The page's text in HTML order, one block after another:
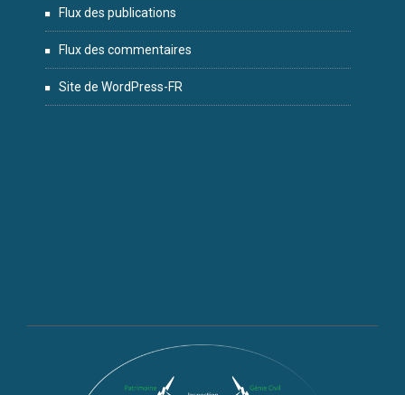
Flux des publications
Flux des commentaires
Site de WordPress-FR